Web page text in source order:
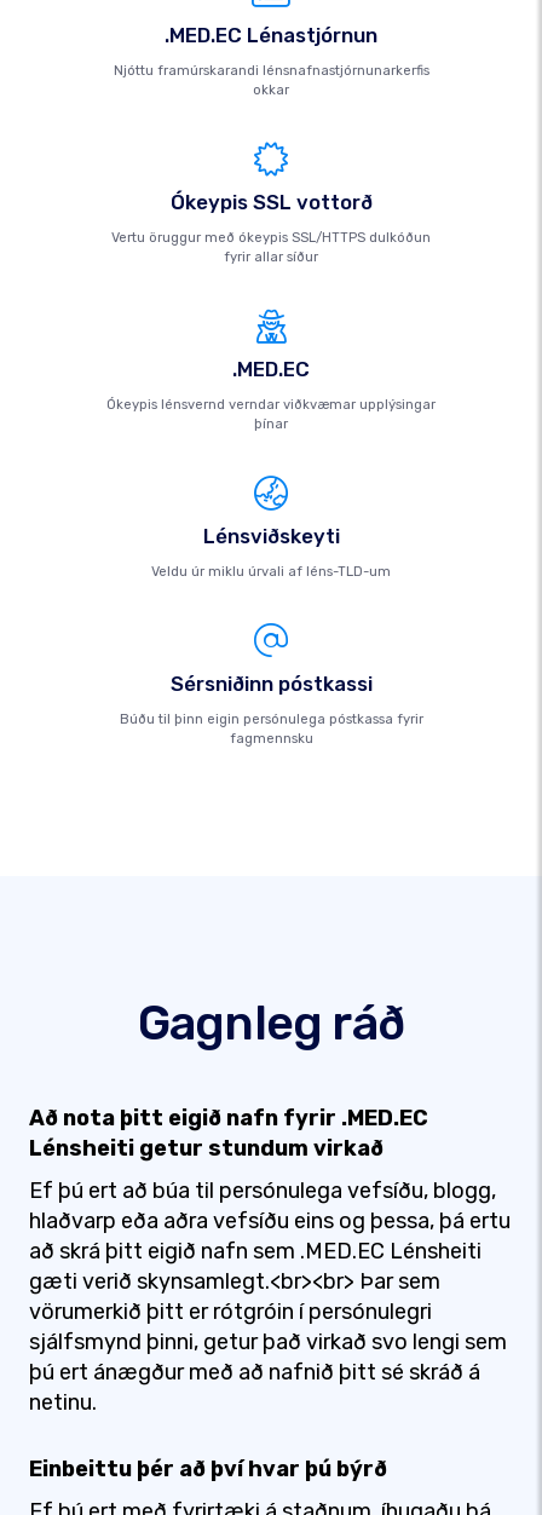
.MED.EC Lénastjórnun
Njóttu framúrskarandi lénsnafnastjórnunarkerfis
okkar
Ókeypis SSL vottorð
Vertu öruggur með ókeypis SSL/HTTPS dulkóðun
fyrir allar síður
.MED.EC
Ókeypis lénsvernd verndar viðkvæmar upplýsingar
þínar
Lénsviðskeyti
Veldu úr miklu úrvali af léns-TLD-um
Sérsniðinn póstkassi
Búðu til þinn eigin persónulega póstkassa fyrir
fagmennsku
Gagnleg ráð
Að nota þitt eigið nafn fyrir .MED.EC
Lénsheiti getur stundum virkað
Ef þú ert að búa til persónulega vefsíðu, blogg,
hlaðvarp eða aðra vefsíðu eins og þessa, þá ertu
að skrá þitt eigið nafn sem .MED.EC Lénsheiti
gæti verið skynsamlegt.<br><br> Þar sem
vörumerkið þitt er rótgróin í persónulegri
sjálfsmynd þinni, getur það virkað svo lengi sem
þú ert ánægður með að nafnið þitt sé skráð á
netinu.
Einbeittu þér að því hvar þú býrð